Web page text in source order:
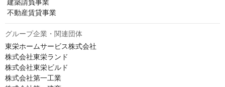
不動産賃貸事業
グループ企業・関連団体
東栄ホームサービス株式会社
株式会社東栄ランド
株式会社東栄ビルド
株式会社第一工業